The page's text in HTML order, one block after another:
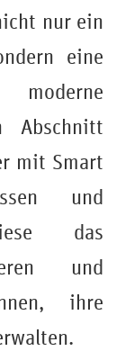
nur ein
eine
Abschnitt
mit Smart
und
das
und
ihre